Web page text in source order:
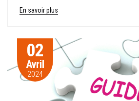
En savoir plus
02
Avril
2024